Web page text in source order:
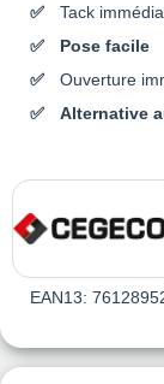
Tack
Pose facile
Ouverture
Alternative
EAN13: